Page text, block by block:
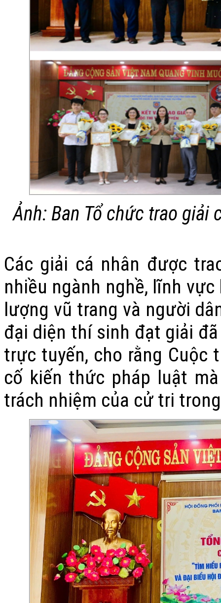
Ảnh: Ban Tổ chức trao giải
Các giải cá nhân được
nhiều ngành nghề, lĩnh
lượng vũ trang và người
đại diện thí sinh đạt giải
trực tuyến, cho rằng
cố kiến thức pháp luật
trách nhiệm của cử tri